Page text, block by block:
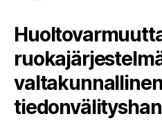
valtakunnallinen